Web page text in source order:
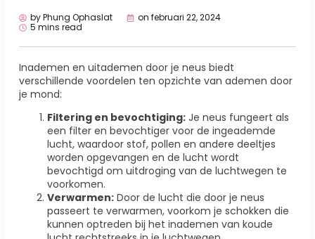
byPhung Ophaslat on februari 22, 2024
5 mins read
Inademen en uitademen door je neus biedt
verschillende voordelen ten opzichte van ademen door
je mond:
Filtering en bevochtiging: Je neus fungeert als
een filter en bevochtiger voor de ingeademde
lucht, waardoor stof, pollen en andere deeltjes
worden opgevangen en de lucht wordt
bevochtigd om uitdroging van de luchtwegen te
voorkomen.
Verwarmen: Door de lucht die door je neus
passeert te verwarmen, voorkom je schokken die
kunnen optreden bij het inademen van koude